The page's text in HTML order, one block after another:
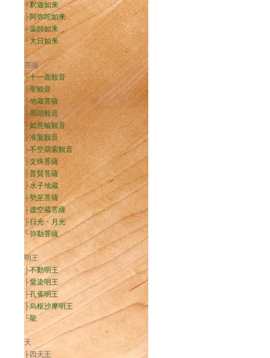
├釈迦如来
├阿弥陀如来
├薬師如来
└大日如来
菩薩
├十一面観音
├聖観音
├地蔵菩薩
├馬頭観音
├如意輪観音
├准胝観音
├不空羂索観音
├文殊菩薩
├普賢菩薩
├水子地蔵
├勢至菩薩
├虚空蔵菩薩
├日光・月光
└弥勒菩薩
明王
├不動明王
├愛染明王
├孔雀明王
├烏枢沙摩明王
└龍
天
├四天王